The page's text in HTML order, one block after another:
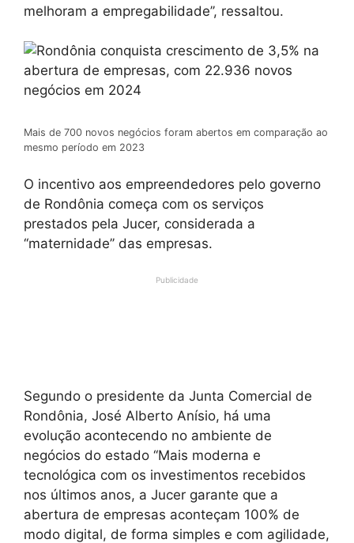
melhoram a empregabilidade’’, ressaltou.
Mais de 700 novos negócios foram abertos em comparação ao
mesmo período em 2023
O incentivo aos empreendedores pelo governo
de Rondônia começa com os serviços
prestados pela Jucer, considerada a
‘‘maternidade’’ das empresas.
Publicidade
Segundo o presidente da Junta Comercial de
Rondônia, José Alberto Anísio, há uma
evolução acontecendo no ambiente de
negócios do estado ‘‘Mais moderna e
tecnológica com os investimentos recebidos
nos últimos anos, a Jucer garante que a
abertura de empresas aconteçam 100% de
modo digital, de forma simples e com agilidade,